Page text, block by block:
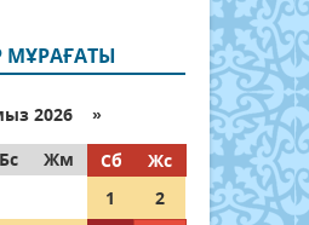
2026 »
Бс Жм Сб
Жс
1
2